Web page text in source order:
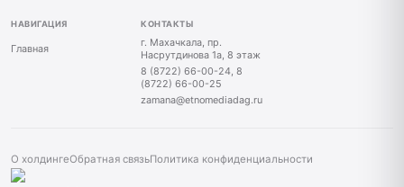
НАВИГАЦИЯ
Главная
КОНТАКТЫ
г. Махачкала, пр.
Насрутдинова 1а, 8 этаж
8 (8722) 66-00-24, 8
(8722) 66-00-25
zamana@etnomediadag.ru
О холдингеОбратная связьПолитика конфиденциальности